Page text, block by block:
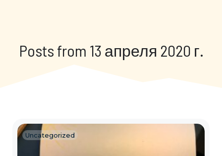
Posts from 13 апреля 2020 г.
Uncategorized